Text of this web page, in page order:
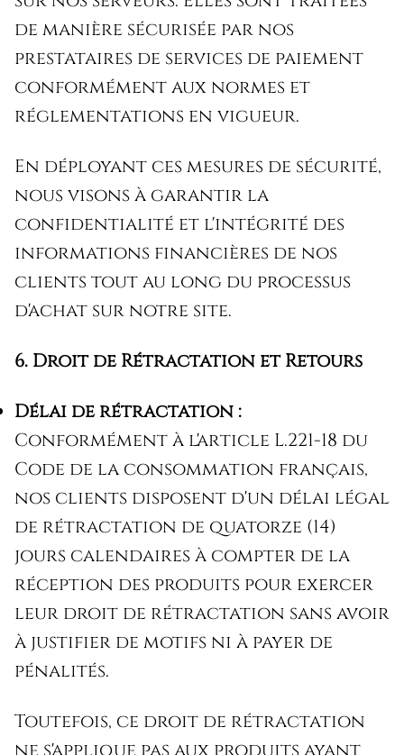
de manière sécurisée par nos
prestataires de services de paiement
conformément aux normes et
réglementations en vigueur.
En déployant ces mesures de sécurité,
nous visons à garantir la
confidentialité et l'intégrité des
informations financières de nos
clients tout au long du processus
d'achat sur notre site.
6. Droit de Rétractation et Retours
Délai de rétractation :
Conformément à l'article L.221-18 du
Code de la consommation français,
nos clients disposent d'un délai légal
de rétractation de quatorze (14)
jours calendaires à compter de la
réception des produits pour exercer
leur droit de rétractation sans avoir
à justifier de motifs ni à payer de
pénalités.
Toutefois, ce droit de rétractation
ne s'applique pas aux produits ayant